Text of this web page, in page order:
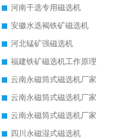
河南干选专用磁选机
安徽水选褐铁矿磁选机
河北锰矿强磁选机
福建铁矿磁选机工作原理
云南永磁筒式磁选机厂家
云南永磁筒式磁选机厂家
云南永磁筒式磁选机厂家
四川永磁湿式磁选机